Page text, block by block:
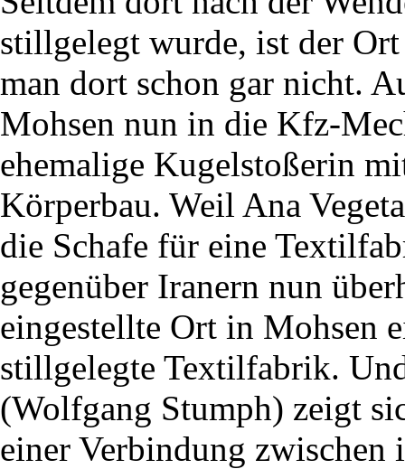
stillgelegt wurde, ist der
man dort schon gar nicht.
Mohsen nun in die Kfz-
ehemalige Kugelstoßerin
Körperbau. Weil Ana
die Schafe für eine
gegenüber Iranern nun
eingestellte Ort in Mohsen
stillgelegte Textilfabrik.
(Wolfgang Stumph) zeigt
einer Verbindung zwischen